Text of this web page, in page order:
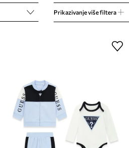
Prikazivanje više filtera